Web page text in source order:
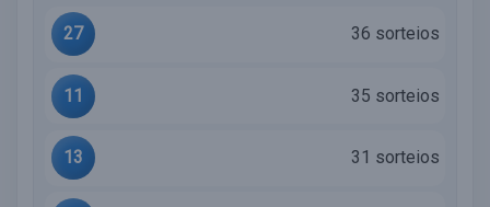
27 36 sorteios
11 35 sorteios
13 31 sorteios